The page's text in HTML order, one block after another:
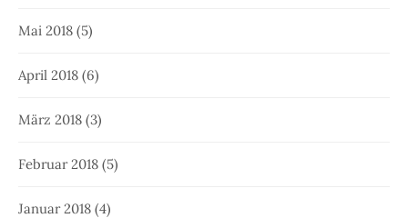
Mai 2018 (5)
April 2018 (6)
März 2018 (3)
Februar 2018 (5)
Januar 2018 (4)